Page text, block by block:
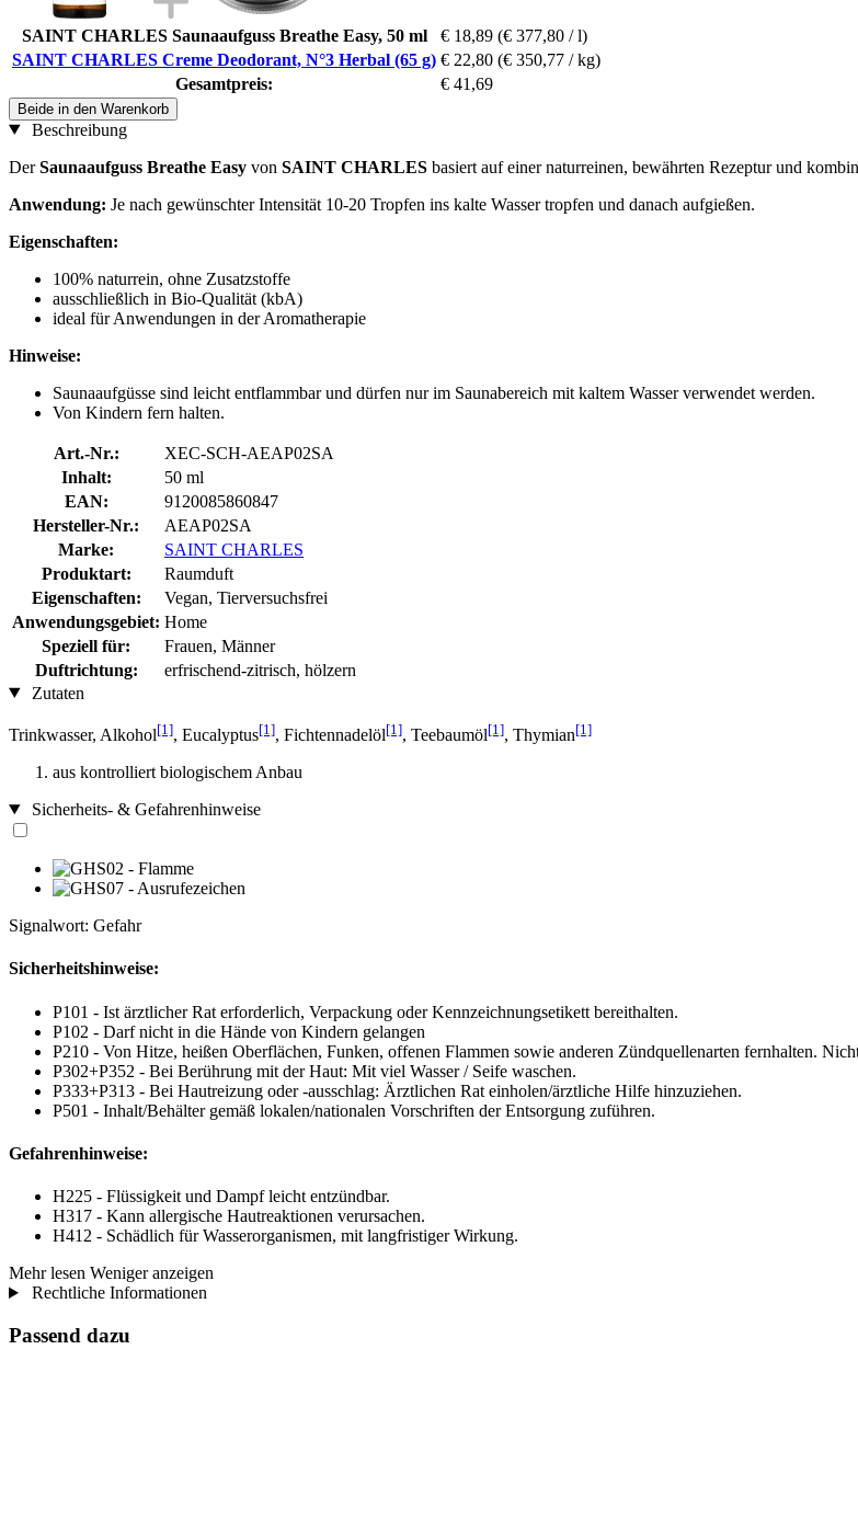
SAINT CHARLES Saunaaufguss Breathe Easy, 50 ml € 18,89 (€ 377,80 / l)
SAINT CHARLES Creme Deodorant, N°3 Herbal (65 g) € 22,80 (€ 350,77 / kg)
Gesamtpreis:
€ 41,69
Beide in den Warenkorb
Beschreibung
DerSaunaaufguss Breathe Easy von SAINT CHARLES basiert auf einer naturreinen, bewährten Rezeptur und
Anwendung: Je nach gewünschter Intensität 10-20 Tropfen ins kalte Wasser tropfen und danach aufgießen.
Eigenschaften:
100% naturrein, ohne Zusatzstoffe
ausschließlich in Bio-Qualität (kbA)
ideal für Anwendungen in der Aromatherapie
Hinweise:
Saunaaufgüsse sind leicht entflammbar und dürfen nur im Saunabereich mit kaltem Wasser verwendet werden.
Von Kindern fern halten.
Art.-Nr.:
XEC-SCH-AEAP02SA
Inhalt:
50 ml
EAN:
9120085860847
Hersteller-Nr.:
AEAP02SA
Marke:
SAINT CHARLES
Produktart:
Raumduft
Eigenschaften:
Vegan, Tierversuchsfrei
Anwendungsgebiet: Home
Speziell für:
Frauen, Männer
Duftrichtung:
erfrischend-zitrisch, hölzern
Zutaten
Trinkwasser, Alkohol[1], Eucalyptus[1], Fichtennadelöl[1], Teebaumöl[1], Thymian[1]
aus kontrolliert biologischem Anbau
Sicherheits- & Gefahrenhinweise
Signalwort: Gefahr
Sicherheitshinweise:
P101 - Ist ärztlicher Rat erforderlich, Verpackung oder Kennzeichnungsetikett bereithalten.
P102 - Darf nicht in die Hände von Kindern gelangen
P210 - Von Hitze, heißen Oberflächen, Funken, offenen Flammen sowie anderen Zündquellenarten fernhalten.
P302+P352 - Bei Berührung mit der Haut: Mit viel Wasser / Seife waschen.
P333+P313 - Bei Hautreizung oder -ausschlag: Ärztlichen Rat einholen/ärztliche Hilfe hinzuziehen.
P501 - Inhalt/Behälter gemäß lokalen/nationalen Vorschriften der Entsorgung zuführen.
Gefahrenhinweise:
H225 - Flüssigkeit und Dampf leicht entzündbar.
H317 - Kann allergische Hautreaktionen verursachen.
H412 - Schädlich für Wasserorganismen, mit langfristiger Wirkung.
Mehr lesen Weniger anzeigen
Rechtliche Informationen
Passend dazu